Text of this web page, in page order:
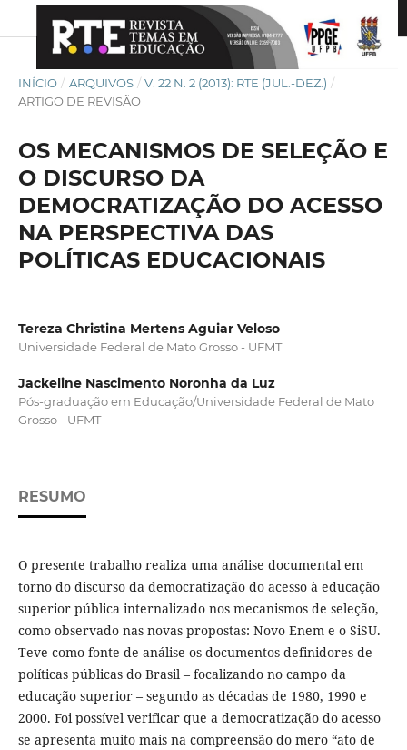
INÍCIO / ARQUIVOS / V. 22 N. 2 (2013): RTE (JUL.-DEZ.) /
ARTIGO DE REVISÃO
OS MECANISMOS DE SELEÇÃO E
O DISCURSO DA
DEMOCRATIZAÇÃO DO ACESSO
NA PERSPECTIVA DAS
POLÍTICAS EDUCACIONAIS
Tereza Christina Mertens Aguiar Veloso
Universidade Federal de Mato Grosso - UFMT
Jackeline Nascimento Noronha da Luz
Pós-graduação em Educação/Universidade Federal de Mato
Grosso - UFMT
RESUMO
O presente trabalho realiza uma análise documental em
torno do discurso da democratização do acesso à educação
superior pública internalizado nos mecanismos de seleção,
como observado nas novas propostas: Novo Enem e o SiSU.
Teve como fonte de análise os documentos definidores de
políticas públicas do Brasil – focalizando no campo da
educação superior – segundo as décadas de 1980, 1990 e
2000. Foi possível verificar que a democratização do acesso
se apresenta muito mais na compreensão do mero “ato de